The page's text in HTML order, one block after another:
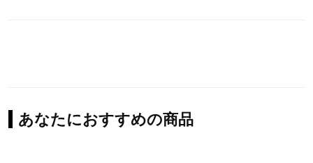
あなたにおすすめの商品